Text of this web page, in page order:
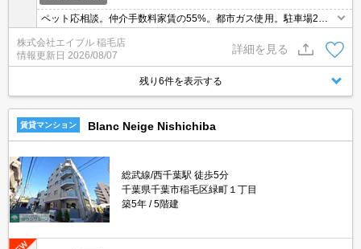
ペット応相談。仲介手数料家賃の55%。都市ガス使用。駐車場2台
分無料。便利な宅配BOX。浴室換気乾燥式。システムキッチン。エ
アコン4基付き。ぜひお問い合わせください。
株式会社エイブル 稲毛店
情報更新日 2026/08/07
詳細を見る
残り6件を表示する
賃貸マンション Blanc Neige Nishichiba
総武線/西千葉駅 徒歩5分
千葉県千葉市稲毛区緑町１丁目
築5年
5階建